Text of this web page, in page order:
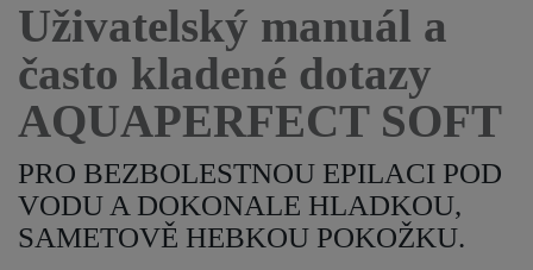
Uživatelský manuál a
často kladené dotazy
AQUAPERFECT SOFT
PRO BEZBOLESTNOU EPILACI POD
VODU A DOKONALE HLADKOU,
SAMETOVĚ HEBKOU POKOŽKU.